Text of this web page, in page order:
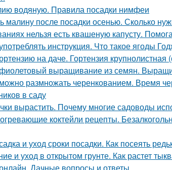
водяную. Правила посадки нимфеи
малину после посадки осенью. Сколько
нельзя есть квашеную капусту.
инструкция. Что такое ягоды
на даче. Гортензия крупнолистная
выращивание из семян.
можно размножать черенкованием. Время
в саду
вырастить. Почему многие садоводы
коктейли рецепты.
и уход сроки посадки. Как посеять
и уход в открытом грунте. Как растет